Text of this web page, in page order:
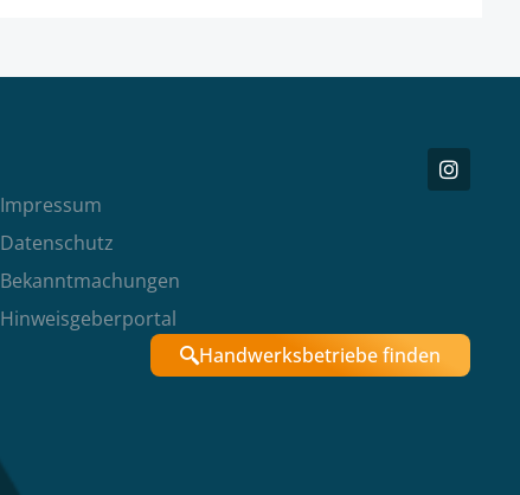
Impressum
Datenschutz
Bekanntmachungen
Hinweisgeberportal
Handwerksbetriebe finden